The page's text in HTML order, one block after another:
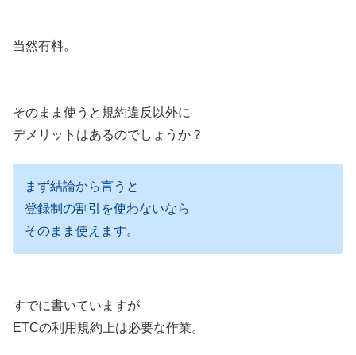
当然有料。
そのまま使うと規約違反以外に
デメリットはあるのでしょうか？
まず結論から言うと
登録制の割引を使わないなら
そのまま使えます。
すでに書いていますが
ETCの利用規約上は必要な作業。